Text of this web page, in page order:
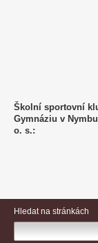
Školní sportovní
Gymnáziu v
o. s.:
Hledat na stránkách